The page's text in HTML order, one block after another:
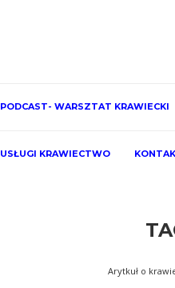
PODCAST- WARSZTAT KRAWIECKI
USŁUGI KRAWIECTWO
Arytkuł o